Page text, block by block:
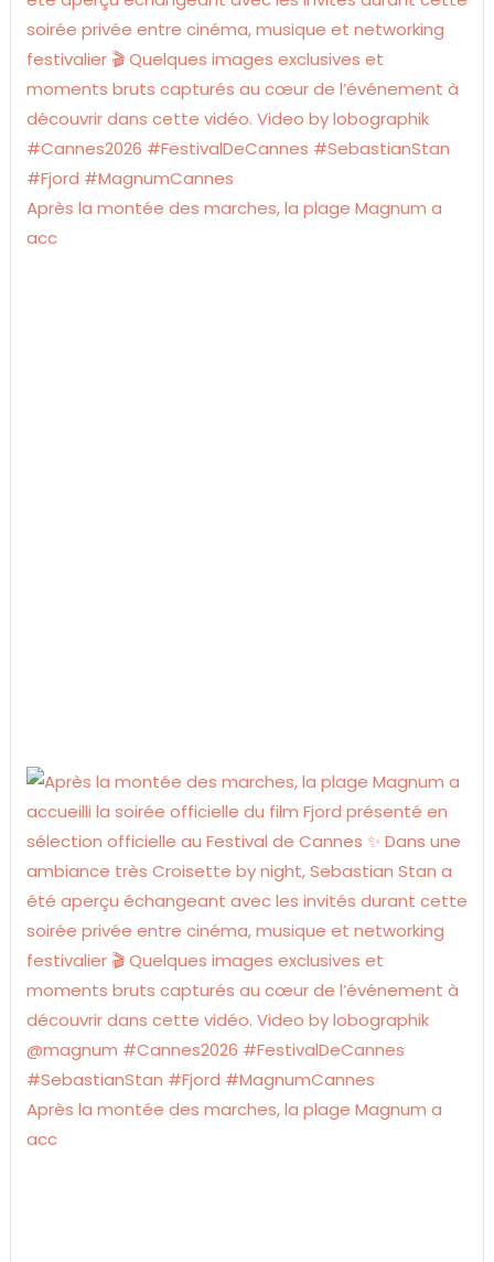
Après la montée des marches, la plage Magnum a
acc
Après la montée des marches, la plage Magnum a
acc